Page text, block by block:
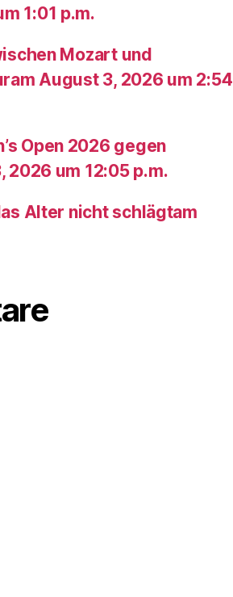
1:01 p.m.
Mozart und
August 3, 2026 um 2:54
Open 2026 gegen
2026 um 12:05 p.m.
Alter nicht schlägtam